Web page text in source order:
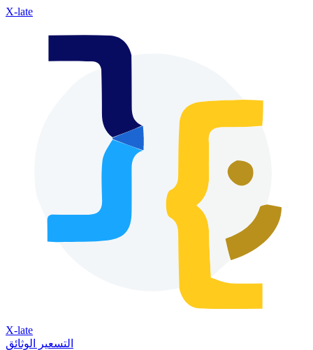
X-late
X-late
التسعير
الوثائق